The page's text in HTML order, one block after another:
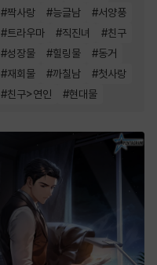
#짝사랑 #능글남 #서양풍
#트라우마 #직진녀 #친구
#성장물 #힐링물 #동거
#재회물 #까칠남 #첫사랑
#친구>연인 #현대물